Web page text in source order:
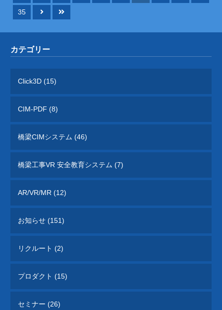
35
カテゴリー
Click3D (15)
CIM-PDF (8)
橋梁CIMシステム (46)
橋梁工事VR 安全教育システム (7)
AR/VR/MR (12)
お知らせ (151)
リクルート (2)
プロダクト (15)
セミナー (26)